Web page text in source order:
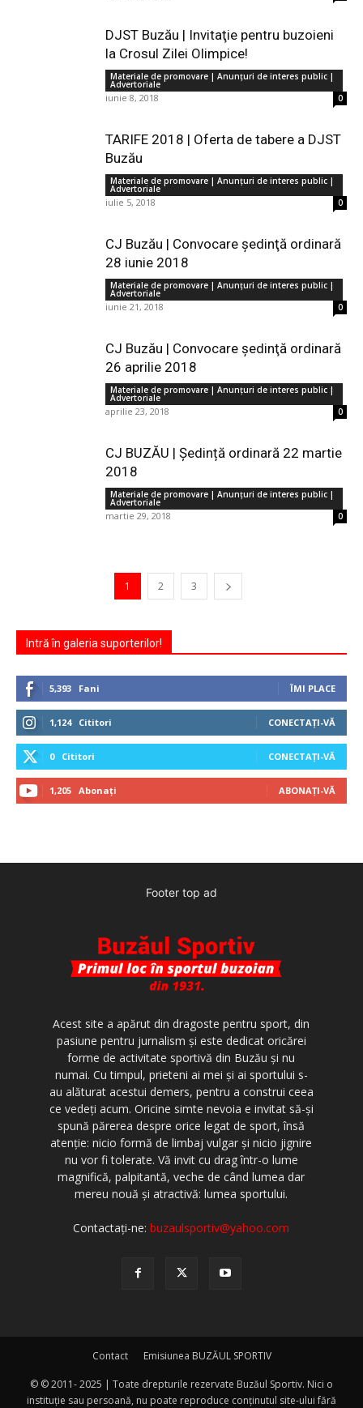
DJST Buzău | Invitaţie pentru buzoieni
la Crosul Zilei Olimpice!
Materiale de promovare | Anunţuri de interes public |
Advertoriale
iunie 8, 2018 0
TARIFE 2018 | Oferta de tabere a DJST
Buzău
Materiale de promovare | Anunţuri de interes public |
Advertoriale
iulie 5, 2018 0
CJ Buzău | Convocare şedinţă ordinară
28 iunie 2018
Materiale de promovare | Anunţuri de interes public |
Advertoriale
iunie 21, 2018 0
CJ Buzău | Convocare şedinţă ordinară
26 aprilie 2018
Materiale de promovare | Anunţuri de interes public |
Advertoriale
aprilie 23, 2018 0
CJ BUZĂU | Ședință ordinară 22 martie
2018
Materiale de promovare | Anunţuri de interes public |
Advertoriale
martie 29, 2018 0
1 2 3
Intră în galeria suporterilor!
5,393 Fani ÎMI PLACE
1,124 Cititori CONECTAȚI-VĂ
0 Cititori CONECTAȚI-VĂ
1,205 Abonați ABONAȚI-VĂ
Footer top ad
Acest site a apărut din dragoste pentru sport, din
pasiune pentru jurnalism şi este dedicat oricărei
forme de activitate sportivă din Buzău şi nu
numai. Cu timpul, prieteni ai mei şi ai sportului s-
au alăturat acestui demers, pentru a construi ceea
ce vedeţi acum. Oricine simte nevoia e invitat să-şi
spună părerea despre orice legat de sport, însă
atenţie: nicio formă de limbaj vulgar şi nicio jignire
nu vor fi tolerate. Vă invit cu drag într-o lume
magnifică, palpitantă, veche de când lumea dar
mereu nouă şi atractivă: lumea sportului.
Contactați-ne:buzaulsportiv@yahoo.com
Contact Emisiunea BUZĂUL SPORTIV
© © 2011- 2025 | Toate drepturile rezervate Buzăul Sportiv. Nici o
instituţie sau persoană, nu poate reproduce conţinutul site-ului fără